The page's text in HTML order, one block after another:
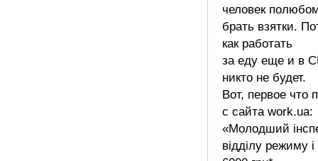
человек
брать взятки.
как работать
за еду еще и в
никто не будет.
Вот, первое что
с сайта work.ua:
«Молодший
відділу режиму